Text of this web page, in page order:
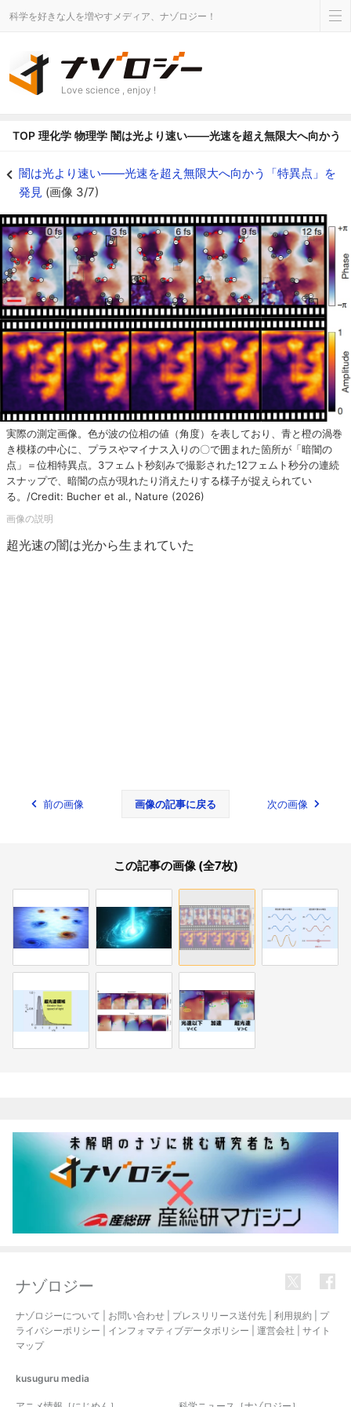
科学を好きな人を増やすメディア、ナゾロジー！
Love science , enjoy !
TOP 理化学 物理学 闇は光より速い――光速を超え無限大へ向かう
闇は光より速い――光速を超え無限大へ向かう「特異点」を
発見 (画像 3/7)
実際の測定画像。色が波の位相の値（角度）を表しており、青と橙の渦巻
き模様の中心に、プラスやマイナス入りの〇で囲まれた箇所が「暗闇の
点」＝位相特異点。3フェムト秒刻みで撮影された12フェムト秒分の連続
スナップで、暗闇の点が現れたり消えたりする様子が捉えられてい
る。/Credit: Bucher et al., Nature (2026)
超光速の闇は光から生まれていた
前の画像 画像の記事に戻る 次の画像
この記事の画像 (全7枚)
ナゾロジー
ナゾロジーについて お問い合わせ プレスリリース送付先 利用規約
プ
ライバシーポリシー
インフォマティブデータポリシー 運営会社
サイト
マップ
kusuguru media